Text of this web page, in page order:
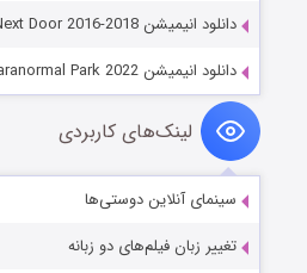
دانلود انیمیشن The Pirates Next Door 2016-2018
دانلود انیمیشن Dead End: Paranormal Park 2022
لینک‌های کاربردی
سینمای آنلاین دوستی‌ها
تغییر زبان فیلم‌های دو زبانه